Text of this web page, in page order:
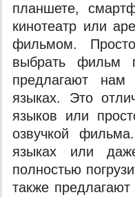
планшете,
кинотеатр или
фильмом.
выбрать фильм
предлагают
языках. Это
языков или
озвучкой
языках или
полностью
также